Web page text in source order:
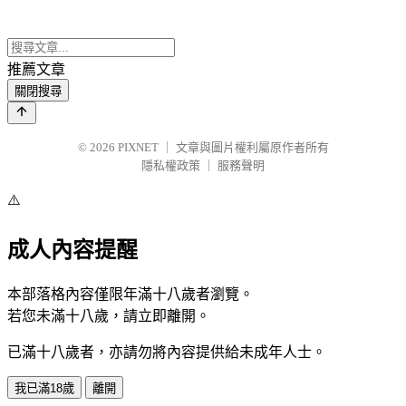
推薦文章
關閉搜尋
© 2026 PIXNET
文章與圖片權利屬原作者所有
隱私權政策
服務聲明
⚠️
成人內容提醒
本部落格內容僅限年滿十八歲者瀏覽。
若您未滿十八歲，請立即離開。
已滿十八歲者，亦請勿將內容提供給未成年人士。
我已滿18歲 離開